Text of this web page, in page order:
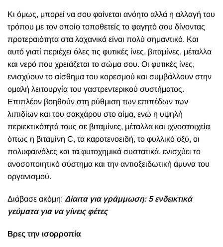
ανοσοποιητικό σύστημα και την αντιοξειδωτική άμυνα του
οργανισμού.
Διάβασε ακόμη:Δίαιτα για γράμμωση: 5 ενδεικτικά
γεύματα για να γίνεις φέτες
Βρες την ισορροπία
Ποιος είναι λοιπόν ο καλύτερος τρόπος για να σερβίρεις το
φαγητό στο πιάτο σου; Λαχανικά πρώτα, μετά πρωτεΐνη,
και ύστερα ρύζι. Αυτή τη μέθοδο ακολουθεί η Yeung και την
ονομάζει “plating backwards”.
Το πιάτο σου λοιπόν χρειάζεται 50% μη αμυλούχα
σερβίρεις με τον κλασικό τρόπο: υδατάνθρακες, πρωτεΐνες,
λαχανικά, είναι πιθανότερο να καταλήξεις με 50%
ισορροπία, ξεκίνα γεμίζοντας το μισό πιάτο με λαχανικά,